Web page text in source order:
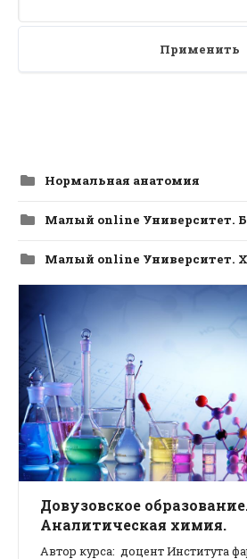
Применить
Нормальная анатомия
Малый online Университет.
Малый online Университет.
Довузовское
Аналитическая химия.
Автор курса: доцент Института